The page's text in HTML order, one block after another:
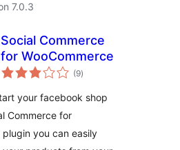
7.0.3
Social Commerce
for WooCommerce
(9total
de
)
your facebook shop
Commerce for
plugin you can easily